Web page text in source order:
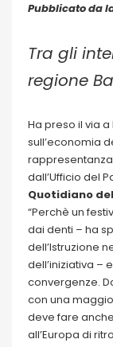
Pubblicato da
Tra gli
regione
Ha preso il via a
sull’economia
dall’Ufficio del
Quotidiano
“Perchè un
dai denti – ha
dell’Istruzione
dell’iniziativa –
convergenze.
con una
deve fare
all’Europa di